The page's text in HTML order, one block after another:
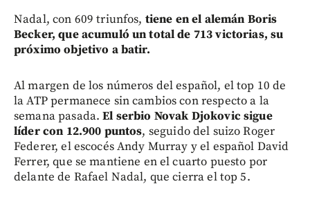
Nadal, con 609 triunfos, tiene en el alemán Boris
Becker, que acumuló un total de 713 victorias, su
próximo objetivo a batir.
Al margen de los números del español, el top 10 de
la ATP permanece sin cambios con respecto a la
semana pasada.El serbio Novak Djokovic sigue
líder con 12.900 puntos, seguido del suizo Roger
Federer, el escocés Andy Murray y el español David
Ferrer, que se mantiene en el cuarto puesto por
delante de Rafael Nadal, que cierra el top 5.